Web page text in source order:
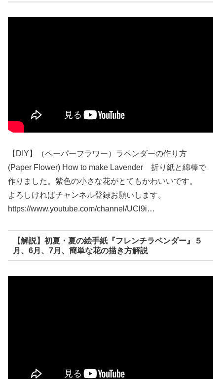
【DIY】（ペーパーフラワー）ラベンダーの作り方
(Paper Flower) How to make Lavender 折り紙と綿棒で
作りました。紫色の小さな花がとてもかわいいです。
よろしければチャンネル登録お願いします。
https://www.youtube.com/channel/UCl9i…
【解説】初夏・夏の絵手紙『フレンチラベンダー』５
月、6月、7月、簡単な花の描き方解説